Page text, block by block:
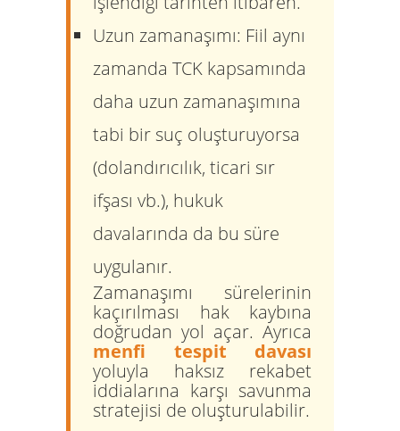
Uzun zamanaşımı: Fiil aynı
zamanda TCK kapsamında
daha uzun zamanaşımına
tabi bir suç oluşturuyorsa
(dolandırıcılık, ticari sır
ifşası vb.), hukuk
davalarında da bu süre
uygulanır.
Zamanaşımı sürelerinin
kaçırılması hak kaybına
doğrudan yol açar. Ayrıca
menfi tespit davası
yoluyla haksız rekabet
iddialarına karşı savunma
stratejisi de oluşturulabilir.